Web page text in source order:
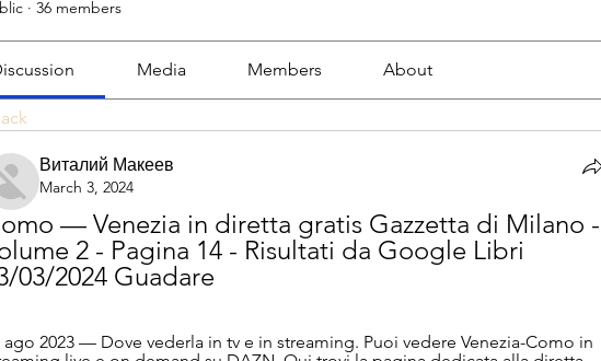
· 36 members
Media Members About
Виталий Макеев
March 3, 2024
— Venezia in diretta gratis Gazzetta di Milano -
2 - Pagina 14 - Risultati da Google Libri
03/2024 Guadare
ago 2023 — Dove vederla in tv e in streaming. Puoi vedere Venezia-Como in